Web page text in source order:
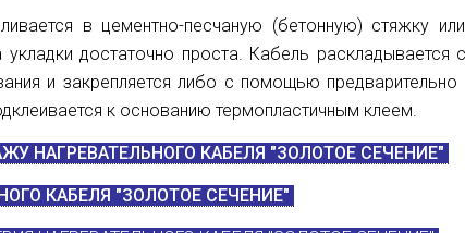
в цементно-песчаную (бетонную) стяжку
укладки достаточно проста. Кабель
и закрепляется либо с помощью
к основанию термопластичным клеем.
НАГРЕВАТЕЛЬНОГО КАБЕЛЯ "ЗОЛОТОЕ СЕЧЕНИЕ"
КАБЕЛЯ "ЗОЛОТОЕ СЕЧЕНИЕ"